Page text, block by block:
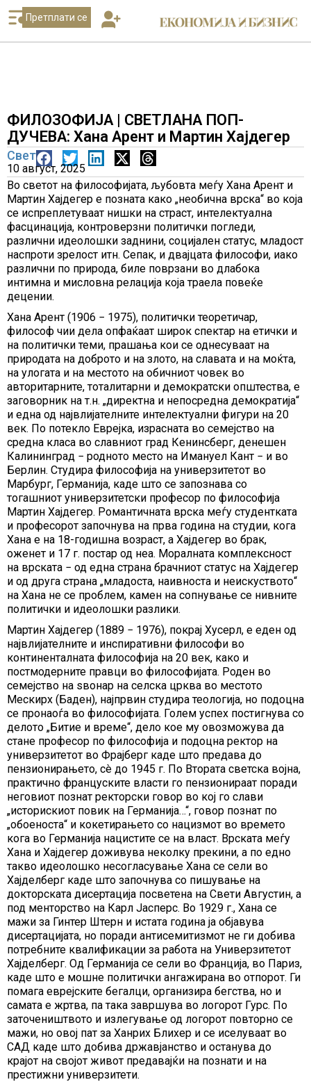
Претплати се
ФИЛОЗОФИЈА | СВЕТЛАНА ПОП-
ДУЧЕВА: Хана Арент и Мартин Хајдегер
Свет
10 август, 2025
Во светот на философијата, љубовта меѓу Хана Арент и
Мартин Хајдегер е позната како „необична врска“ во која
се испреплетуваат нишки на страст, интелектуална
фасцинација, контроверзни политички погледи,
различни идеолошки заднини, социјален статус, младост
наспроти зрелост итн. Сепак, и двајцата философи, иако
различни по природа, биле поврзани во длабока
интимна и мисловна релација која траела повеќе
децении.
Хана Арент (1906 − 1975), политички теоретичар,
философ чии дела опфаќаат широк спектар на етички и
на политички теми, прашања кои се однесуваат на
природата на доброто и на злото, на славата и на моќта,
на улогата и на местото на обичниот човек во
авторитарните, тоталитарни и демократски општества, е
заговорник на т.н. „директна и непосредна демократија“
и една од највлијателните интелектуални фигури на 20
век. По потекло Еврејка, израсната во семејство на
средна класа во славниот град Кенинсберг, денешен
Калининград − родното место на Имануел Кант − и во
Берлин. Студира философија на универзитетот во
Марбург, Германија, каде што се запознава со
тогашниот универзитетски професор по философија
Мартин Хајдегер. Романтичната врска меѓу студентката
и професорот започнува на прва година на студии, кога
Хана е на 18-годишна возраст, а Хајдегер во брак,
оженет и 17 г. постар од неа. Моралната комплексност
на врската − од една страна брачниот статус на Хајдегер
и од друга страна „младоста, наивноста и неискуството“
на Хана не се проблем, камен на сопнување се нивните
политички и идеолошки разлики.
Мартин Хајдегер (1889 − 1976), покрај Хусерл, е еден од
највлијателните и инспиративни философи во
континенталната философија на 20 век, како и
постмодерните правци во философијата. Роден во
семејство на ѕвонар на селска црква во местото
Мескирх (Баден), најпрвин студира теологија, но подоцна
се пронаоѓа во философијата. Голем успех постигнува со
делото „Битие и време“, дело кое му овозможува да
стане професор по философија и подоцна ректор на
универзитетот во Фрајберг каде што предава до
пензионирањето, сè до 1945 г. По Втората светска војна,
практично француските власти го пензионираат поради
неговиот познат ректорски говор во кој го слави
„историскиот повик на Германија…“, говор познат по
„обоеноста“ и кокетирањето со нацизмот во времето
кога во Германија нацистите се на власт. Врската меѓу
Хана и Хајдегер доживува неколку прекини, а по едно
такво идеолошко несогласување Хана се сели во
Хајделберг каде што започнува со пишување на
докторската дисертација посветена на Свети Августин, а
под менторство на Карл Јасперс. Во 1929 г., Хана се
мажи за Гинтер Штерн и истата година ја објавува
дисертацијата, но поради антисемитизмот не ги добива
потребните квалификации за работа на Универзитетот
Хајделберг. Од Германија се сели во Франција, во Париз,
каде што е мошне политички ангажирана во отпорот. Ги
помага еврејските бегалци, организира бегства, но и
самата е жртва, па така завршува во логорот Гурс. По
заточеништвото и излегување од логорот повторно се
мажи, но овој пат за Ханрих Блихер и се иселуваат во
САД каде што добива државјанство и останува до
крајот на својот живот предавајќи на познати и на
престижни универзитети.